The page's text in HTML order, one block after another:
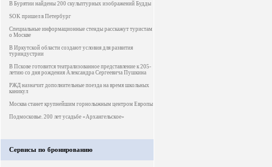
В Бурятии найдены 200 скульптурных изображений Будды
SOK пришел в Петербург
Специальные информационные стенды расскажут туристам
о Москве
В Иркутской области создают условия для развития
туриндустрии
В Пскове готовится театрализованное представление к 205-
летию со дня рождения Александра Сергеевича Пушкина
РЖД назначит дополнительные поезда на время школьных
каникул
Москва станет крупнейшим горнолыжным центром Европы
Подмосковье. 200 лет усадьбе «Архангельское»
Сервисы по бронированию